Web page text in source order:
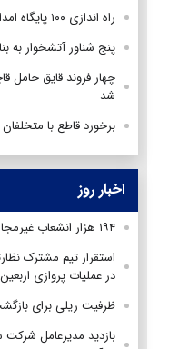
راه اندازی ۱۰۰ پایگاه امدادی موقت در سواحل شمالی کشور
پنج شناور آتشخوار به
چهار فروند قایق حامل
شد
برخورد قاطع با
اخبار روز
۱۹۴ هزار انشعاب غیرمجاز از شبکه برق جمع‌آوری شد
استقرار تیم مشترک
در عملیات پروازی اربعین ۱۴۰۵
ظرفیت ریلی برای
بازدید مدیرعامل